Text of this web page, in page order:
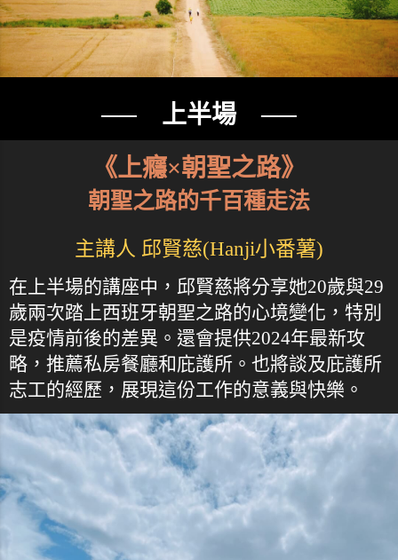
── 上半場 ──
《上癮×朝聖之路》
朝聖之路的千百種走法
主講人 邱賢慈(Hanji小番薯)
在上半場的講座中，邱賢慈將分享她20歲與29
歲兩次踏上西班牙朝聖之路的心境變化，特別
是疫情前後的差異。還會提供2024年最新攻
略，推薦私房餐廳和庇護所。也將談及庇護所
志工的經歷，展現這份工作的意義與快樂。